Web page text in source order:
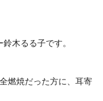
木るる子です。
燃焼だった方に、耳寄